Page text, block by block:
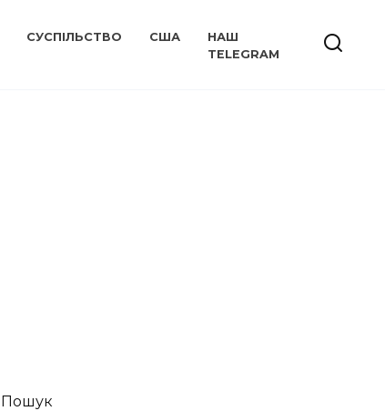
СУСПІЛЬСТВО США
НАШ
TELEGRAM
Пошук